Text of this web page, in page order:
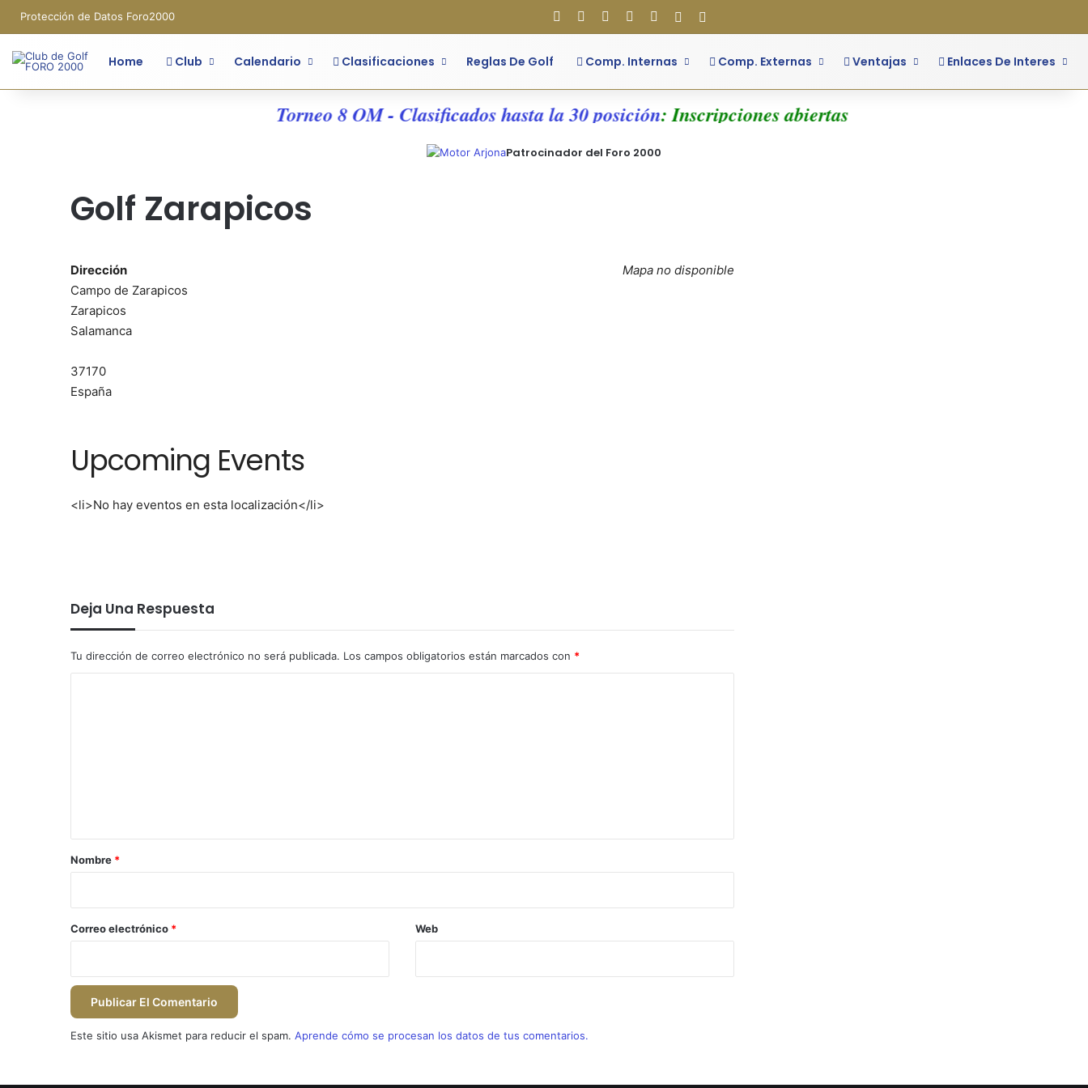
Protección de Datos Foro2000 Facebook Flickr YouTubeInstagram
Acceso
Home Club Calendario Clasificaciones Reglas De Golf Comp. Internas Comp. Externas Ventajas Enlaces De Interes
Torneo 8 OM - Clasificados hasta la 30 posición: Inscripciones abiertas
Patrocinador del Foro 2000
Golf Zarapicos
Mapa no disponible
Dirección
Campo de Zarapicos
Zarapicos
Salamanca
37170
España
Upcoming Events
<li>No hay eventos en esta localización</li>
Deja Una Respuesta
Tu dirección de correo electrónico no será publicada. Los campos obligatorios están marcados con *
r
*
Nombre *
Correo electrónico * Web
Este sitio usa Akismet para reducir el spam. Aprende cómo se procesan los datos de tus comentarios.